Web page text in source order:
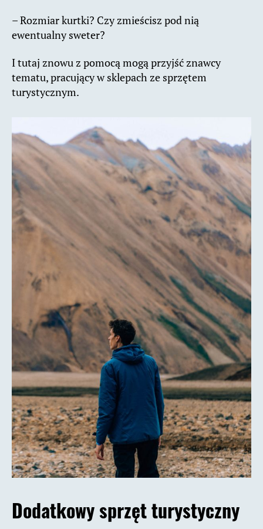
– Rozmiar kurtki? Czy zmieścisz pod nią
ewentualny sweter?
I tutaj znowu z pomocą mogą przyjść znawcy
tematu, pracujący w sklepach ze sprzętem
turystycznym.
Dodatkowy sprzęt turystyczny